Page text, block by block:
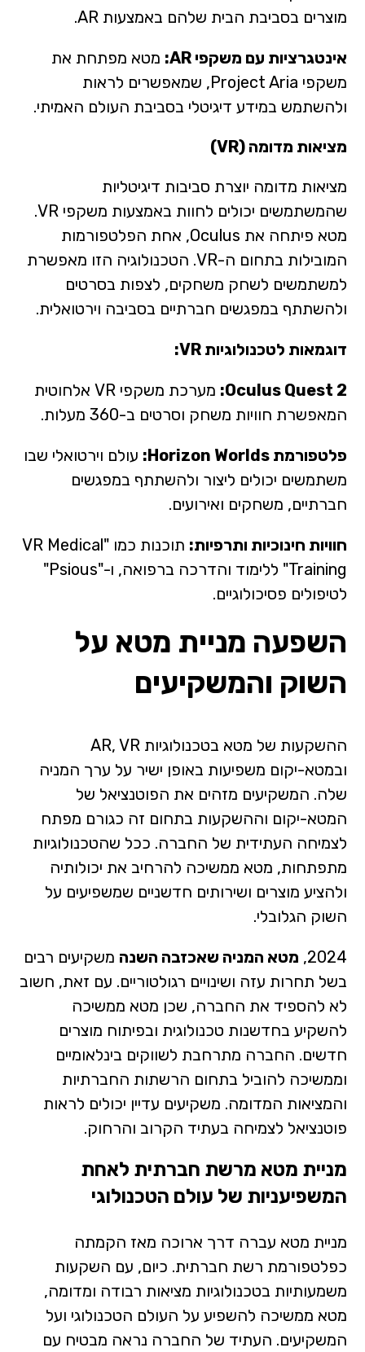
מוצרים בסביבת הבית שלהם באמצעות AR.
אינטגרציות עם משקפי AR:
מטא מפתחת את
משקפי Project Aria, שמאפשרים לראות
ולהשתמש במידע דיגיטלי בסביבת העולם האמיתי.
מציאות מדומה (VR)
מציאות מדומה יוצרת סביבות דיגיטליות
שהמשתמשים יכולים לחוות באמצעות משקפי VR.
מטא פיתחה את Oculus, אחת הפלטפורמות
המובילות בתחום ה-VR. הטכנולוגיה הזו מאפשרת
למשתמשים לשחק משחקים, לצפות בסרטים
ולהשתתף במפגשים חברתיים בסביבה וירטואלית.
דוגמאות לטכנולוגיות VR:
Oculus Quest 2:
מערכת משקפי VR אלחוטית
המאפשרת חוויות משחק וסרטים ב-360 מעלות.
פלטפורמת Horizon Worlds:
עולם וירטואלי שבו
משתמשים יכולים ליצור ולהשתתף במפגשים
חברתיים, משחקים ואירועים.
חוויות חינוכיות ותרפיות:
תוכנות כמו "VR Medical
Training" ללימוד והדרכה ברפואה, ו-"Psious"
לטיפולים פסיכולוגיים.
השפעה מניית מטא על
השוק והמשקיעים
ההשקעות של מטא בטכנולוגיות AR, VR
ובמטא-יקום משפיעות באופן ישיר על ערך המניה
שלה. המשקיעים מזהים את הפוטנציאל של
המטא-יקום וההשקעות בתחום זה כגורם מפתח
לצמיחה העתידית של החברה. ככל שהטכנולוגיות
מתפתחות, מטא ממשיכה להרחיב את יכולותיה
ולהציע מוצרים ושירותים חדשניים שמשפיעים על
השוק הגלובלי.
2024, מטא המניה שאכזבה השנה משקיעים רבים
בשל תחרות עזה ושינויים רגולטוריים. עם זאת, חשוב
לא להספיד את החברה, שכן מטא ממשיכה
להשקיע בחדשנות טכנולוגית ובפיתוח מוצרים
חדשים. החברה מתרחבת לשווקים בינלאומיים
וממשיכה להוביל בתחום הרשתות החברתיות
והמציאות המדומה. משקיעים עדיין יכולים לראות
פוטנציאל לצמיחה בעתיד הקרוב והרחוק.
מניית מטא מרשת חברתית לאחת
המשפיעניות של עולם הטכנולוגי
מניית מטא עברה דרך ארוכה מאז הקמתה
כפלטפורמת רשת חברתית. כיום, עם השקעות
משמעותיות בטכנולוגיות מציאות רבודה ומדומה,
מטא ממשיכה להשפיע על העולם הטכנולוגי ועל
המשקיעים. העתיד של החברה נראה מבטיח עם